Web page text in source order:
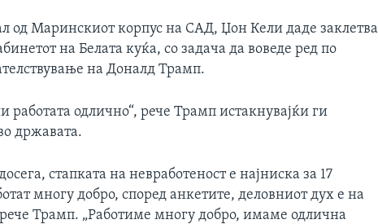
од Маринскиот корпус на САД, Џон Кели даде заклетва
на Белата куќа, со задача да воведе ред по
на Доналд Трамп.
работата одлично“, рече Трамп истакнувајќи ги
државата.
стапката на невработеност е најниска за 17
многу добро, според анкетите, деловниот дух е на
рече Трамп. „Работиме многу добро, имаме одлична